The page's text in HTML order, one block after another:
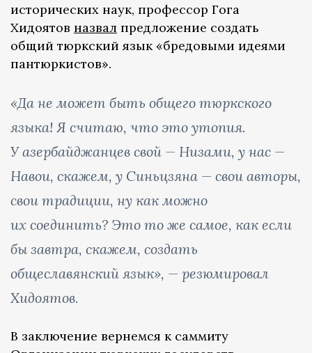
исторических наук, профессор Гога
Хидоятов назвал предложение создать
общий тюркский язык «бредовыми идеями
пантюркистов».
«Да не может быть общего тюркского
языка! Я считаю, что это утопия.
У азербайджанцев свой — Низами, у нас —
Навои, скажем, у Синьцзяна — свои авторы,
свои традиции, ну как можно
их соединить? Это то же самое, как если
бы завтра, скажем, создать
общеславянский язык», — резюмировал
Хидоятов.
В заключение вернемся к саммиту